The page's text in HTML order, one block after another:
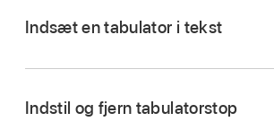
Indsæt en tabulator i tekst
tabulatorstoppene skal indsættes.
Indstil og fjern tabulatorstop